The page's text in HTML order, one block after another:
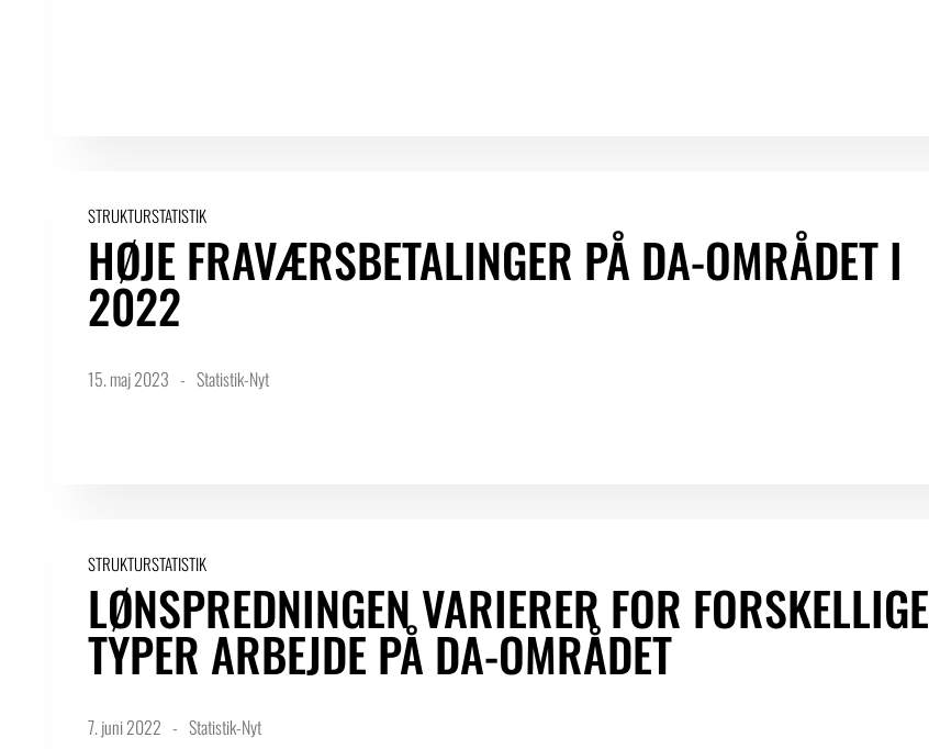
STRUKTURSTATISTIK
HØJE FRAVÆRSBETALINGER PÅ DA-OMRÅDET I
2022
15. maj 2023 Statistik-Nyt
STRUKTURSTATISTIK
LØNSPREDNINGEN VARIERER FOR FORSKELLIGE
TYPER ARBEJDE PÅ DA-OMRÅDET
7. juni 2022 Statistik-Nyt